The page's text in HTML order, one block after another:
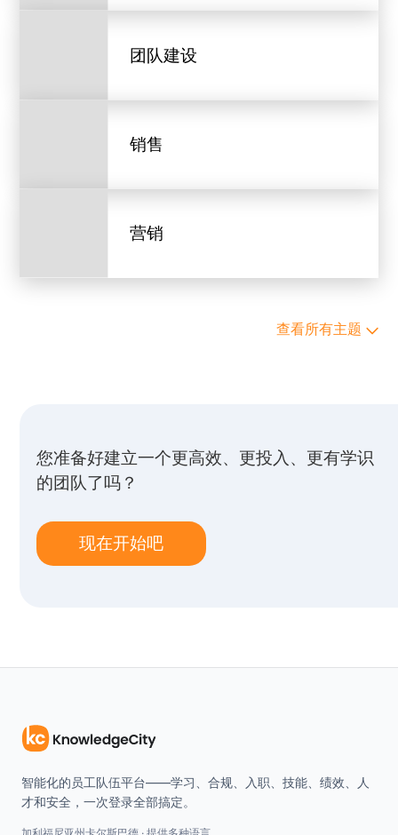
团队建设
销售
营销
查看所有主题
您准备好建立一个更高效、更投入、更有学识
的团队了吗？
现在开始吧
智能化的员工队伍平台——学习、合规、入职、技能、绩效、人
才和安全，一次登录全部搞定。